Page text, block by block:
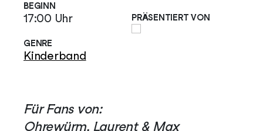
BEGINN
17:00 Uhr
GENRE
Kinderband
PRÄSENTIERT VON
Für Fans von:
Ohrewürm, Laurent & Max